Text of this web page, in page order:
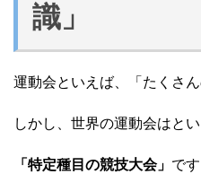
識」
運動会といえば、「たくさ
しかし、世界の運動会はとい
「特定種目の競技大会」 です